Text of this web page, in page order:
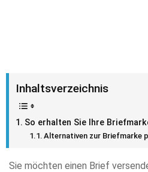
Inhaltsverzeichnis
So erhalten Sie Ihre
Alternativen zur Briefmarke
Sie möchten einen Brief